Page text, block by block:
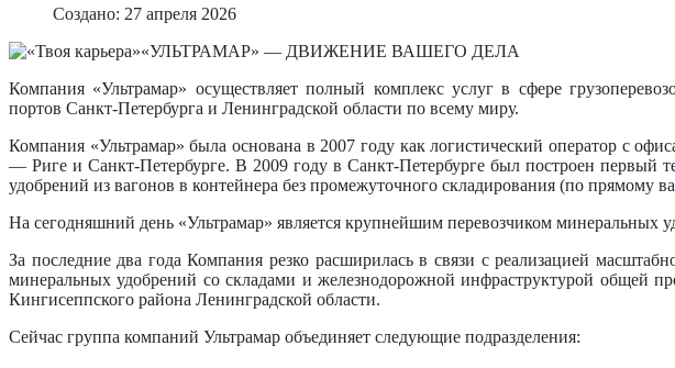
Создано: 27 апреля 2026
«УЛЬТРАМАР» — ДВИЖЕНИЕ ВАШЕГО ДЕЛА
Компания «Ультрамар» осуществляет полный комплекс услуг в сфере
портов Санкт-Петербурга и Ленинградской области по всему миру.
Компания «Ультрамар» была основана в 2007 году как логистический оператор с
— Риге и Санкт-Петербурге. В 2009 году в Санкт-Петербурге был построен первый
удобрений из вагонов в контейнера без промежуточного складирования (по прямому
На сегодняшний день «Ультрамар» является крупнейшим перевозчиком минеральных
За последние два года Компания резко расширилась в связи с реализацией
минеральных удобрений со складами и железнодорожной инфраструктурой общей
Кингисеппского района Ленинградской области.
Сейчас группа компаний Ультрамар объединяет следующие подразделения: